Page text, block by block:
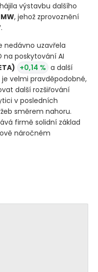
výstavbu dalšího
, jehož zprovoznění
.
nedávno uzavřela
na poskytování AI
+0,14 % a další
velmi pravděpodobné,
další rozšiřování
v posledních
směrem nahoru.
firmě solidní základ
náročném